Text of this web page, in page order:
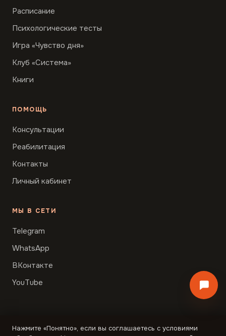
Расписание
Психологические тесты
Игра «Чувство дня»
Клуб «Система»
Книги
ПОМОЩЬ
Консультации
Реабилитация
Контакты
Личный кабинет
МЫ В СЕТИ
Telegram
WhatsApp
ВКонтакте
YouTube
© Образ Мысли, 2026 · Лицензия ЛО35-01298-
Нажмите «Понятно», если вы соглашаетесь с условиями